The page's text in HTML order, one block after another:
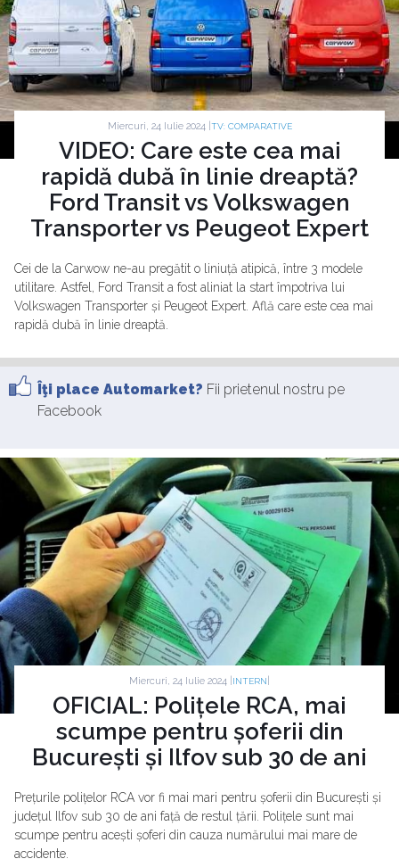
Miercuri, 24 Iulie 2024 | TV: COMPARATIVE
VIDEO: Care este cea mai
rapidă dubă în linie dreaptă?
Ford Transit vs Volkswagen
Transporter vs Peugeot Expert
Cei de la Carwow ne-au pregătit o liniuță atipică, între 3 modele
utilitare. Astfel, Ford Transit a fost aliniat la start împotriva lui
Volkswagen Transporter și Peugeot Expert. Află care este cea mai
rapidă dubă în linie dreaptă.
Îţi place Automarket? Fii prietenul nostru pe
Facebook
Miercuri, 24 Iulie 2024 | INTERN
OFICIAL: Polițele RCA, mai
scumpe pentru șoferii din
București și Ilfov sub 30 de ani
Prețurile polițelor RCA vor fi mai mari pentru șoferii din București și
județul Ilfov sub 30 de ani față de restul țării. Polițele sunt mai
scumpe pentru acești șoferi din cauza numărului mai mare de
accidente.